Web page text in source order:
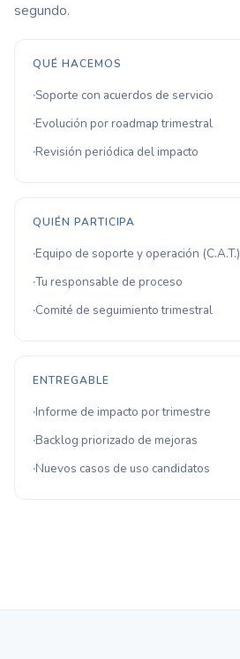
segundo.
QUÉ HACEMOS
Soporte con acuerdos de servicio
Evolución por roadmap trimestral
Revisión periódica del impacto
QUIÉN PARTICIPA
Equipo de soporte y operación (C.A.T.)
Tu responsable de proceso
Comité de seguimiento trimestral
ENTREGABLE
Informe de impacto por trimestre
Backlog priorizado de mejoras
Nuevos casos de uso candidatos